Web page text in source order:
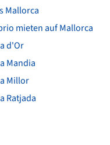
Mallorca
mieten auf Mallorca
d'Or
Mandia
Millor
Ratjada